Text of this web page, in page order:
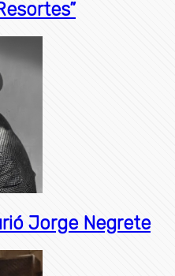
Jorge Negrete